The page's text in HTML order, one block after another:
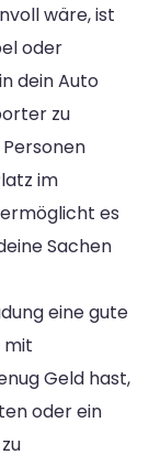
wäre, ist
oder
dein Auto
zu
im
es
Sachen
eine gute
mit
Geld hast,
oder ein